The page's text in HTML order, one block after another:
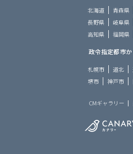
北海道 青森県
長野県
岐阜県
高知県
福岡県
政令指定都市
札幌市 道北
堺市
神戸市
CMギャラリー